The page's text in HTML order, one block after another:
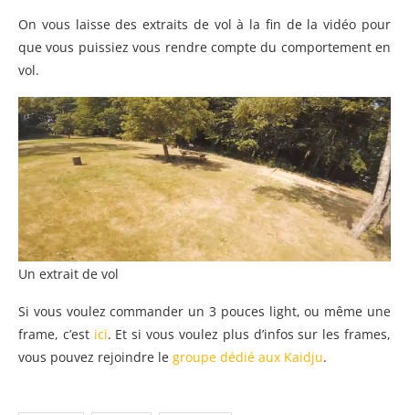
On vous laisse des extraits de vol à la fin de la vidéo pour
que vous puissiez vous rendre compte du comportement en
vol.
Un extrait de vol
Si vous voulez commander un 3 pouces light, ou même une
frame, c’est ici. Et si vous voulez plus d’infos sur les frames,
vous pouvez rejoindre le groupe dédié aux Kaidju.